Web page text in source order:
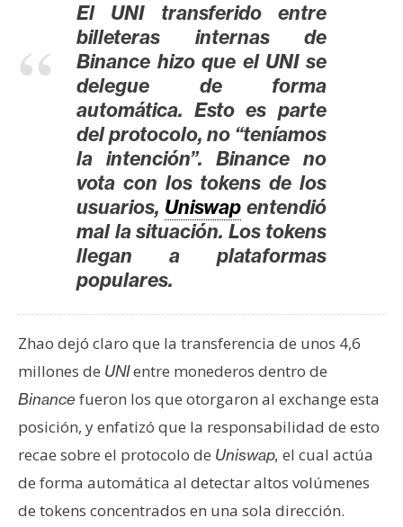
R
C
a
c
y
P
u
b
El UNI transferido entre
billeteras internas de
Binance hizo que el UNI se
delegue de forma
automática. Esto es parte
del protocolo, no “teníamos
la intención”. Binance no
vota con los tokens de los
usuarios, Uniswap entendió
mal la situación. Los tokens
llegan a plataformas
populares.
Zhao dejó claro que la transferencia de unos 4,6
millones de UNIentre monederos dentro de
Binance fueron los que otorgaron al exchange esta
posición, y enfatizó que la responsabilidad de esto
recae sobre el protocolo de Uniswap, el cual actúa
de forma automática al detectar altos volúmenes
de tokens concentrados en una sola dirección.